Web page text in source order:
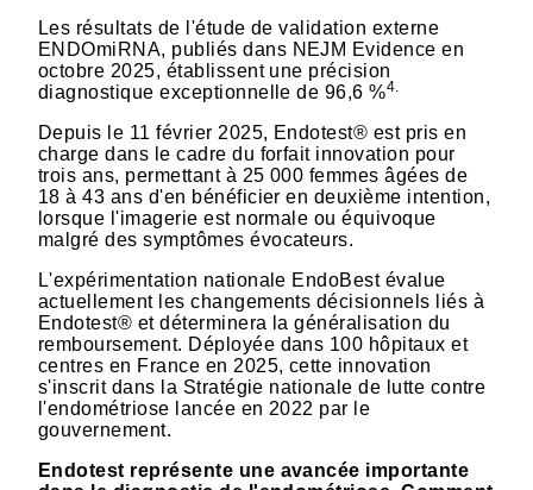
Les résultats de l'étude de validation externe
ENDOmiRNA, publiés dans NEJM Evidence en
octobre 2025, établissent une précision
diagnostique exceptionnelle de 96,6 %4.
Depuis le 11 février 2025, Endotest® est pris en
charge dans le cadre du forfait innovation pour
trois ans, permettant à 25 000 femmes âgées de
18 à 43 ans d'en bénéficier en deuxième intention,
lorsque l'imagerie est normale ou équivoque
malgré des symptômes évocateurs.
L'expérimentation nationale EndoBest évalue
actuellement les changements décisionnels liés à
Endotest® et déterminera la généralisation du
remboursement. Déployée dans 100 hôpitaux et
centres en France en 2025, cette innovation
s'inscrit dans la Stratégie nationale de lutte contre
l'endométriose lancée en 2022 par le
gouvernement.
Endotest représente une avancée importante